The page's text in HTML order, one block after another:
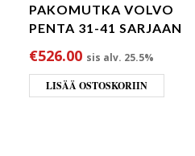
PAKOMUTKA VOLVO
PENTA 31-41 SARJAAN
€526.00 sis alv. 25.5%
LISÄÄ OSTOSKORIIN